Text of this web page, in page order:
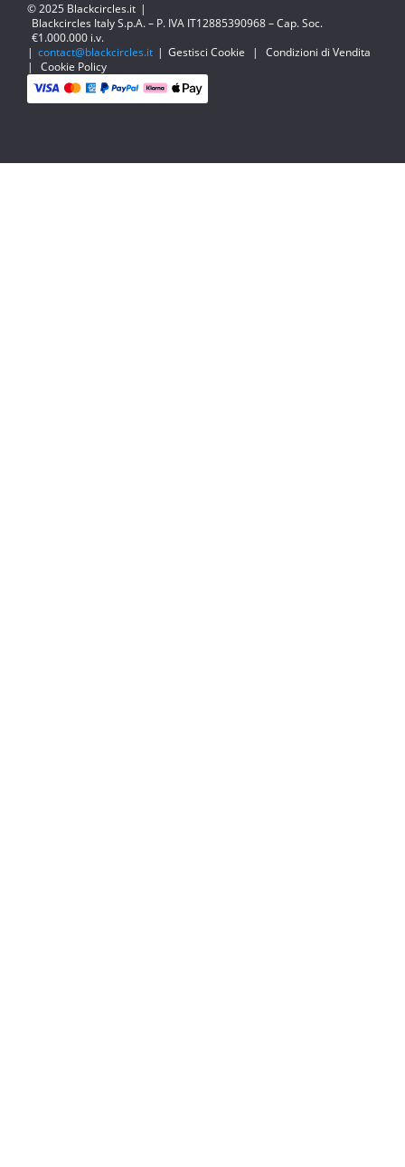
© 2025 Blackcircles.it |
Blackcircles Italy S.p.A. – P. IVA IT12885390968 – Cap. Soc.
€1.000.000 i.v.
| contact@blackcircles.it | Gestisci Cookie |
Condizioni di Vendita
|
Cookie Policy